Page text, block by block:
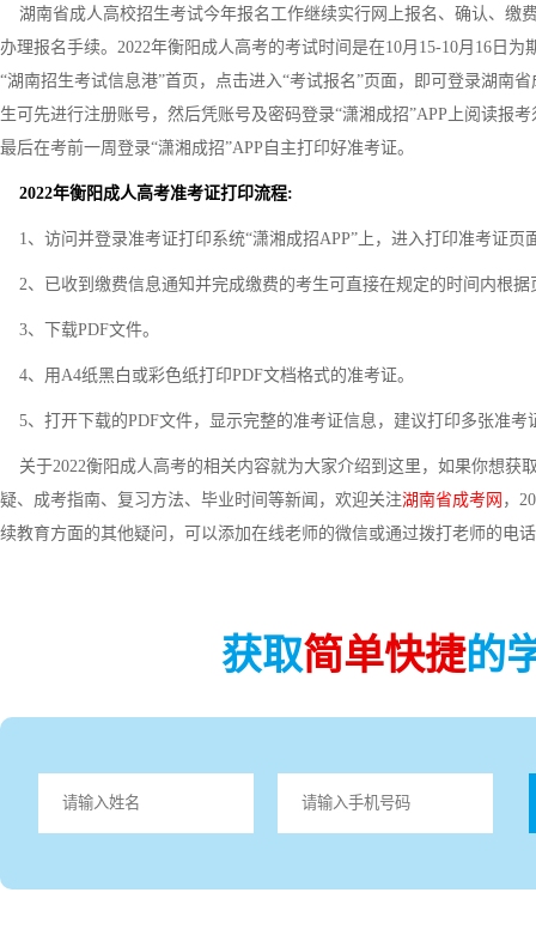
湖南省成人高校招生考试今年报名工作继续实行网上报名、确认、缴
办理报名手续。2022年衡阳成人高考的考试时间是在10月15-10月16日
“湖南招生考试信息港”首页，点击进入“考试报名”页面，即可登录湖南
生可先进行注册账号，然后凭账号及密码登录“潇湘成招”APP上阅读报
最后在考前一周登录“潇湘成招”APP自主打印好准考证。
2022年衡阳成人高考准考证打印流程:
1、访问并登录准考证打印系统“潇湘成招APP”上，进入打印准考证页
2、已收到缴费信息通知并完成缴费的考生可直接在规定的时间内根据
3、下载PDF文件。
4、用A4纸黑白或彩色纸打印PDF文档格式的准考证。
5、打开下载的PDF文件，显示完整的准考证信息，建议打印多张准考
关于2022衡阳成人高考的相关内容就为大家介绍到这里，如果你想获
疑、成考指南、复习方法、毕业时间等新闻，欢迎关注湖南省成考网 ，
续教育方面的其他疑问，可以添加在线老师的微信或通过拨打老师的电
获取简单快捷的